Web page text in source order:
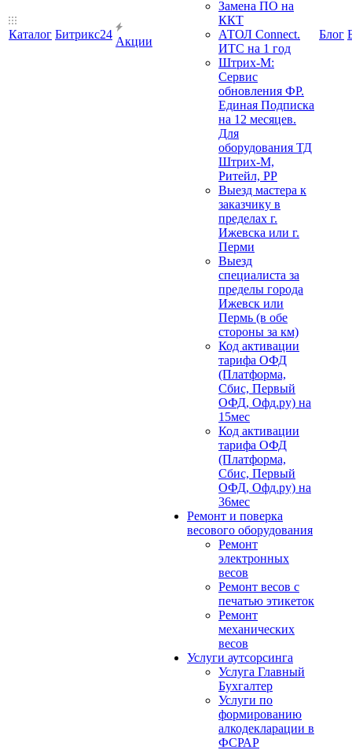
Каталог Битрикс24
Акции
Замена ПО на
ККТ
АТОЛ Connect.
ИТС на 1 год
Штрих-М:
Сервис
обновления ФР.
Единая Подписка
на 12 месяцев.
Для
оборудования ТД
Штрих-М,
Ритейл, РР
Выезд мастера к
заказчику в
пределах г.
Ижевска или г.
Перми
Выезд
специалиста за
пределы города
Ижевск или
Пермь (в обе
стороны за км)
Код активации
тарифа ОФД
(Платформа,
Сбис, Первый
ОФД, Офд.ру) на
15мес
Код активации
тарифа ОФД
(Платформа,
Сбис, Первый
ОФД, Офд.ру) на
36мес
Ремонт и поверка
весового оборудования
Ремонт
электронных
весов
Ремонт весов с
печатью этикеток
Ремонт
механических
весов
Услуги аутсорсинга
Услуга Главный
Бухгалтер
Услуги по
формированию
алкодекларации в
ФСРАР
Блог